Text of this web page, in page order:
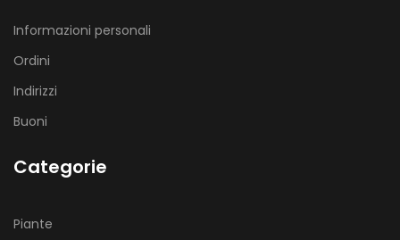
Informazioni personali
Ordini
Indirizzi
Buoni
Categorie
Piante